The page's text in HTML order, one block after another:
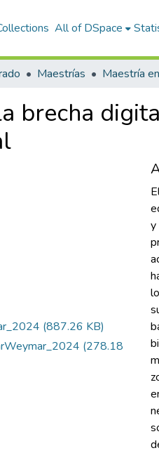
All of DSpace
Maestrías
brecha
(887.26 KB)
(278.18
y